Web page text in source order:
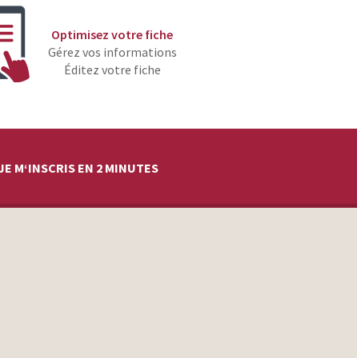
Optimisez votre fiche
Gérez vos informations
Éditez votre fiche
M‘INSCRIS EN 2 MINUTES